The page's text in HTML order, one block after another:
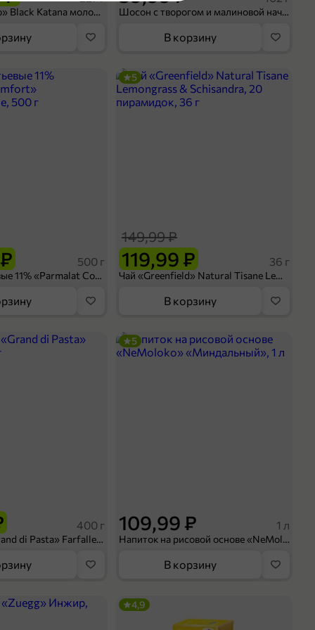
Кофе «Bushido» Black Katana молотый, 227 г Шосон с творогом и малиновой начинкой, 102 г
В корзину
500 г
Сливки питьевые 11% «Parmalat Comfort» безлактозные, 500 г
119,99 ₽
149,99 ₽
36 г
Чай «Greenfield» Natural Tisane Lemongrass & Schisandra, 20 пирамидок, 36 г
5
В корзину
400 г
Макароны «Grand di Pasta» Farfalle, 400 г
109,99 ₽ 1 л
Напиток на рисовой основе «NeMoloko» «Миндальный», 1 л
5
В корзину
4,9